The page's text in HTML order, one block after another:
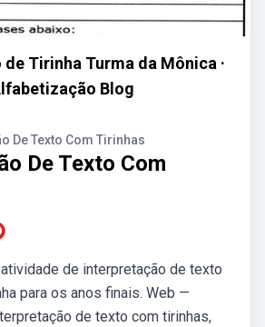
Tirinha Turma da Mônica ·
Blog
De Texto Com Tirinhas
De Texto Com
de interpretação de texto
para os anos finais. Web —
de texto com tirinhas,